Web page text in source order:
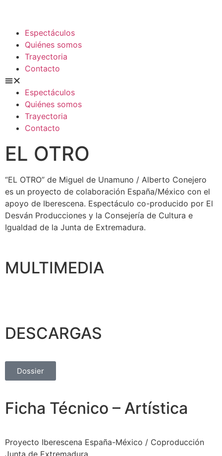
Espectáculos
Quiénes somos
Trayectoria
Contacto
Espectáculos
Quiénes somos
Trayectoria
Contacto
EL OTRO
“EL OTRO” de Miguel de Unamuno / Alberto Conejero
es un proyecto de colaboración España/México con el
apoyo de Iberescena. Espectáculo co-producido por El
Desván Producciones y la Consejería de Cultura e
Igualdad de la Junta de Extremadura.
MULTIMEDIA
DESCARGAS
Dossier
Ficha Técnico – Artística
Proyecto Iberescena España-México / Coproducción